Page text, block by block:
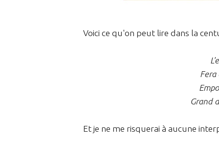
Voici ce qu'on peut lire dans la
Grand
Et je ne me risquerai à aucune